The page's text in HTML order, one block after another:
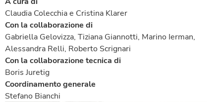
Claudia Colecchia e Cristina Klarer
Con la collaborazione di
Gabriella Gelovizza, Tiziana Giannotti, Marino Ierman,
Alessandra Relli, Roberto Scrignari
Con la collaborazione tecnica di
Boris Juretig
Coordinamento generale
Stefano Bianchi